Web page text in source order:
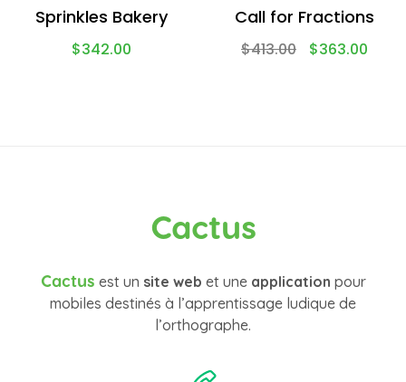
Sprinkles Bakery
$342.00
Call for Fractions
$413.00 $363.00
Cactus
Cactus est un site web et une application pour
mobiles destinés à l’apprentissage ludique de
l’orthographe.